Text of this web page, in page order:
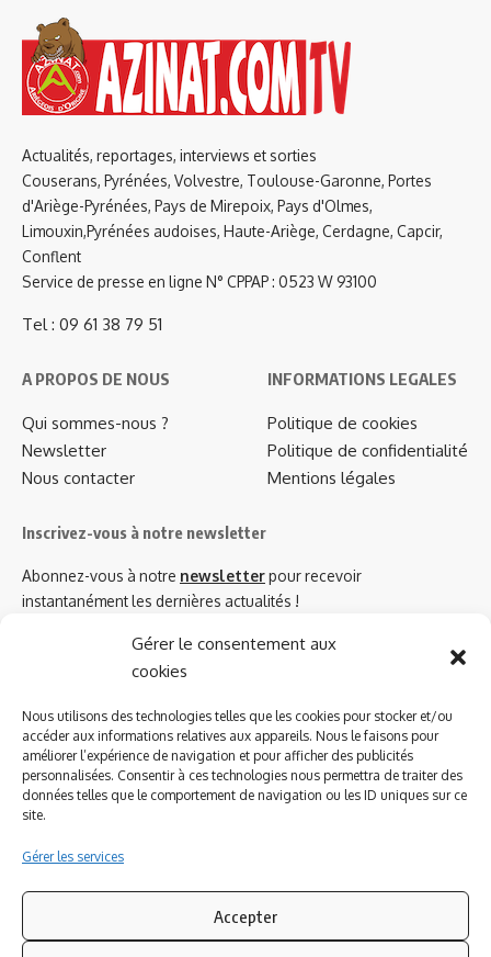
Gérer le consentement aux
cookies
Nous utilisons des technologies telles que les cookies pour stocker et/ou
accéder aux informations relatives aux appareils. Nous le faisons pour
améliorer l’expérience de navigation et pour afficher des publicités
personnalisées. Consentir à ces technologies nous permettra de traiter des
données telles que le comportement de navigation ou les ID uniques sur ce
site.
Gérer les services
Accepter
Actualités, reportages, interviews et sorties
Couserans, Pyrénées, Volvestre, Toulouse-Garonne, Portes
d'Ariège-Pyrénées, Pays de Mirepoix, Pays d'Olmes,
Limouxin,Pyrénées audoises, Haute-Ariège, Cerdagne, Capcir,
Conflent
Service de presse en ligne N° CPPAP : 0523 W 93100
Tel : 09 61 38 79 51
A PROPOS DE NOUS
Qui sommes-nous ?
Newsletter
Nous contacter
INFORMATIONS LEGALES
Politique de cookies
Politique de confidentialité
Mentions légales
Inscrivez-vous à notre newsletter
Abonnez-vous à notre newsletterpour recevoir
instantanément les dernières actualités !
Azinat.com TV soutient